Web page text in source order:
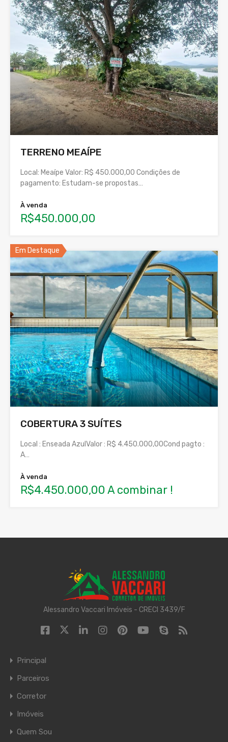
TERRENO MEAÍPE
Local: Meaípe Valor: R$ 450.000,00 Condições de
pagamento: Estudam-se propostas…
À venda
R$450.000,00
Em Destaque
COBERTURA 3 SUÍTES
Local : Enseada AzulValor : R$ 4.450.000,00Cond pagto :
A…
À venda
R$4.450.000,00 A combinar !
Alessandro Vaccari Imóveis - CRECI 3439/F
Principal
Parceiros
Corretor
Imóveis
Quem Sou